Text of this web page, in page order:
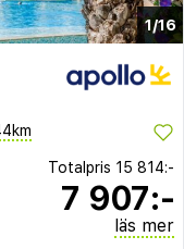
1/16
Totalpris 15 814:-
7 907:-
läs mer